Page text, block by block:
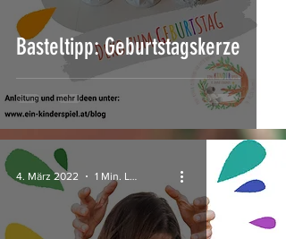
Basteltipp: Geburtstagskerze
4. März 2022 1 Min. Lesezeit